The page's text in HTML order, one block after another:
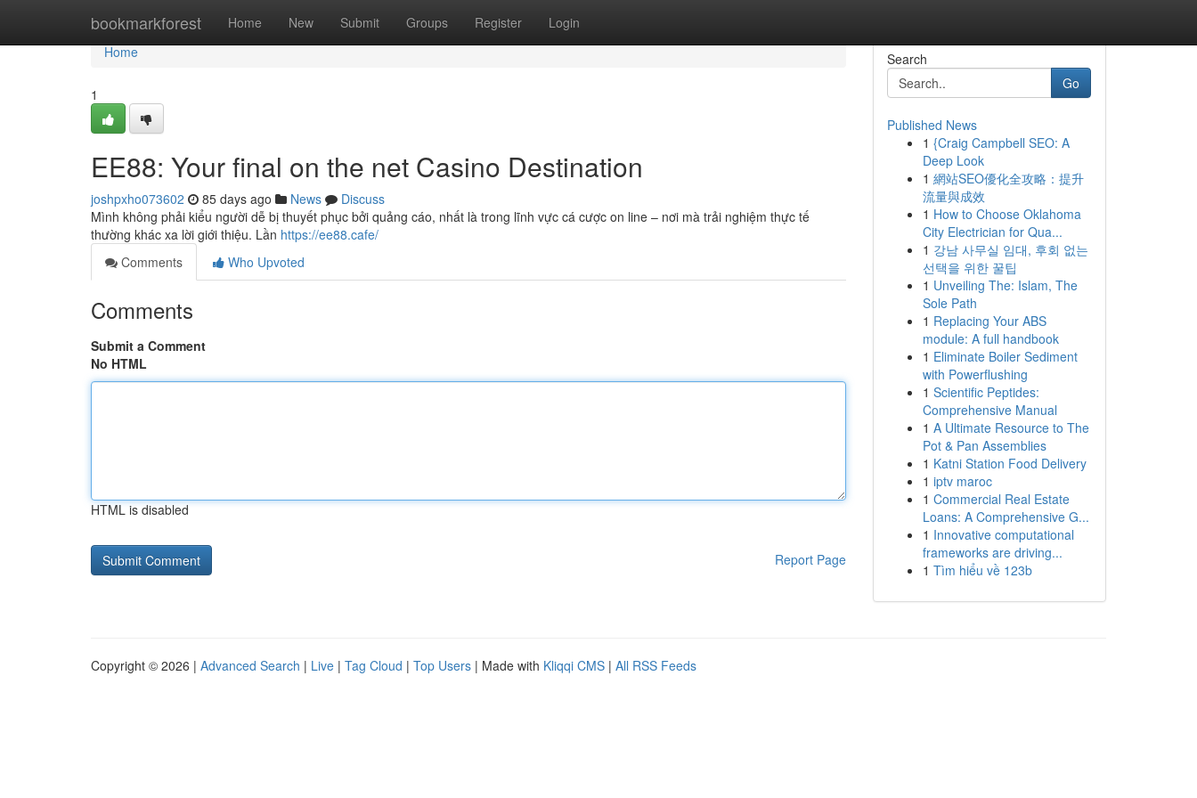
bookmarkforest Home New Submit Groups Register Login
Home
Home
1
EE88: Your final on the net Casino Destination
joshpxho073602 85 days ago News
Discuss
Mình không phải kiểu người dễ bị thuyết phục bởi quảng cáo, nhất là trong lĩnh vực cá cược on line – nơi mà trải nghiệm thực tế
thường khác xa lời giới thiệu. Lần https://ee88.cafe/
Comments
Who Upvoted
Comments
Submit a Comment
No HTML
HTML is disabled
Report Page
Search
Go
Published News
1 {Craig Campbell SEO: A
Deep Look
1 網站SEO優化全攻略：提升
流量與成效
1 How to Choose Oklahoma
City Electrician for Qua...
1 강남 사무실 임대, 후회 없는
선택을 위한 꿀팁
1 Unveiling The: Islam, The
Sole Path
1 Replacing Your ABS
module: A full handbook
1 Eliminate Boiler Sediment
with Powerflushing
1 Scientific Peptides:
Comprehensive Manual
1 A Ultimate Resource to The
Pot & Pan Assemblies
1 Katni Station Food Delivery
1 iptv maroc
1 Commercial Real Estate
Loans: A Comprehensive G...
1 Innovative computational
frameworks are driving...
1 Tìm hiểu về 123b
Copyright © 2026 | Advanced Search | Live | Tag Cloud | Top Users | Made with Kliqqi CMS | All RSS Feeds